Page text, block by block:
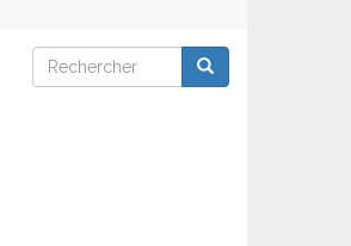
Rechercher
Rechercher Rechercher